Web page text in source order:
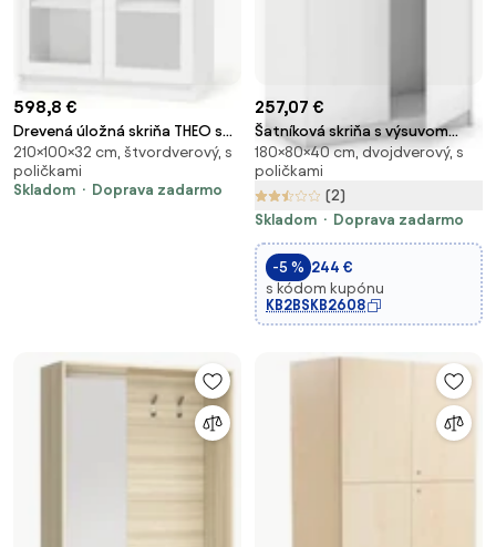
598,8 €
Drevená úložná skriňa THEO so
4 presklenými dverami,
1000x320x2100 mm, biela
210×100×32 cm, štvordverový, s
poličkami
Skladom
Doprava zadarmo
257,07 €
Šatníková skriňa s výsuvom
MIRELLI, 800 x 400 x 1800 mm,
biela
180×80×40 cm, dvojdverový, s
poličkami
(2)
Skladom
Doprava zadarmo
-5 % 244 €
s kódom kupónu
KB2BSKB2608